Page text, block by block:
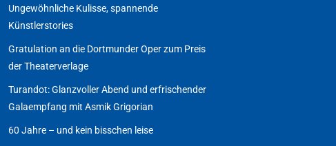
Ungewöhnliche Kulisse, spannende
Künstlerstories
Gratulation an die Dortmunder Oper zum Preis
der Theaterverlage
Turandot: Glanzvoller Abend und erfrischender
Galaempfang mit Asmik Grigorian
60 Jahre – und kein bisschen leise